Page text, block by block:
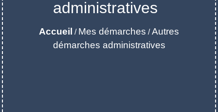
administratives
Accueil / Mes démarches / Autres
démarches administratives